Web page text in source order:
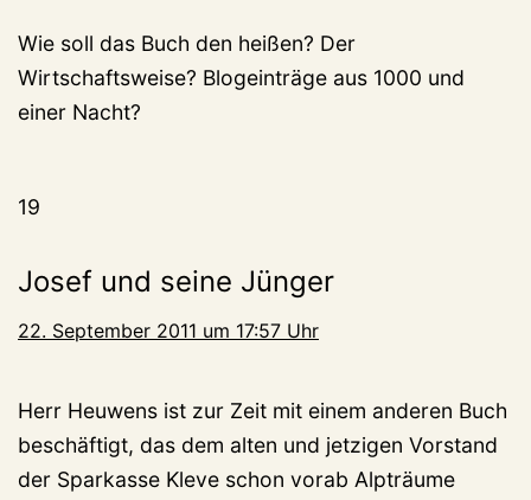
Wie soll das Buch den heißen? Der
Wirtschaftsweise? Blogeinträge aus 1000 und
einer Nacht?
19
Josef und seine Jünger
22. September 2011 um 17:57 Uhr
Herr Heuwens ist zur Zeit mit einem anderen Buch
beschäftigt, das dem alten und jetzigen Vorstand
der Sparkasse Kleve schon vorab Alpträume